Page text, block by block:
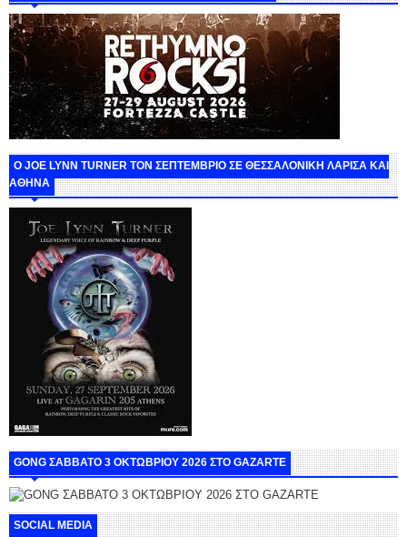
O JOE LYNN TURNER ΤΟΝ ΣΕΠΤΕΜΒΡΙΟ ΣΕ ΘΕΣΣΑΛΟΝΙΚΗ ΛΑΡΙΣΑ ΚΑΙ
ΑΘΗΝΑ
GONG ΣΑΒΒΑΤΟ 3 ΟΚΤΩΒΡΙΟΥ 2026 ΣΤΟ GAZARTE
SOCIAL MEDIA